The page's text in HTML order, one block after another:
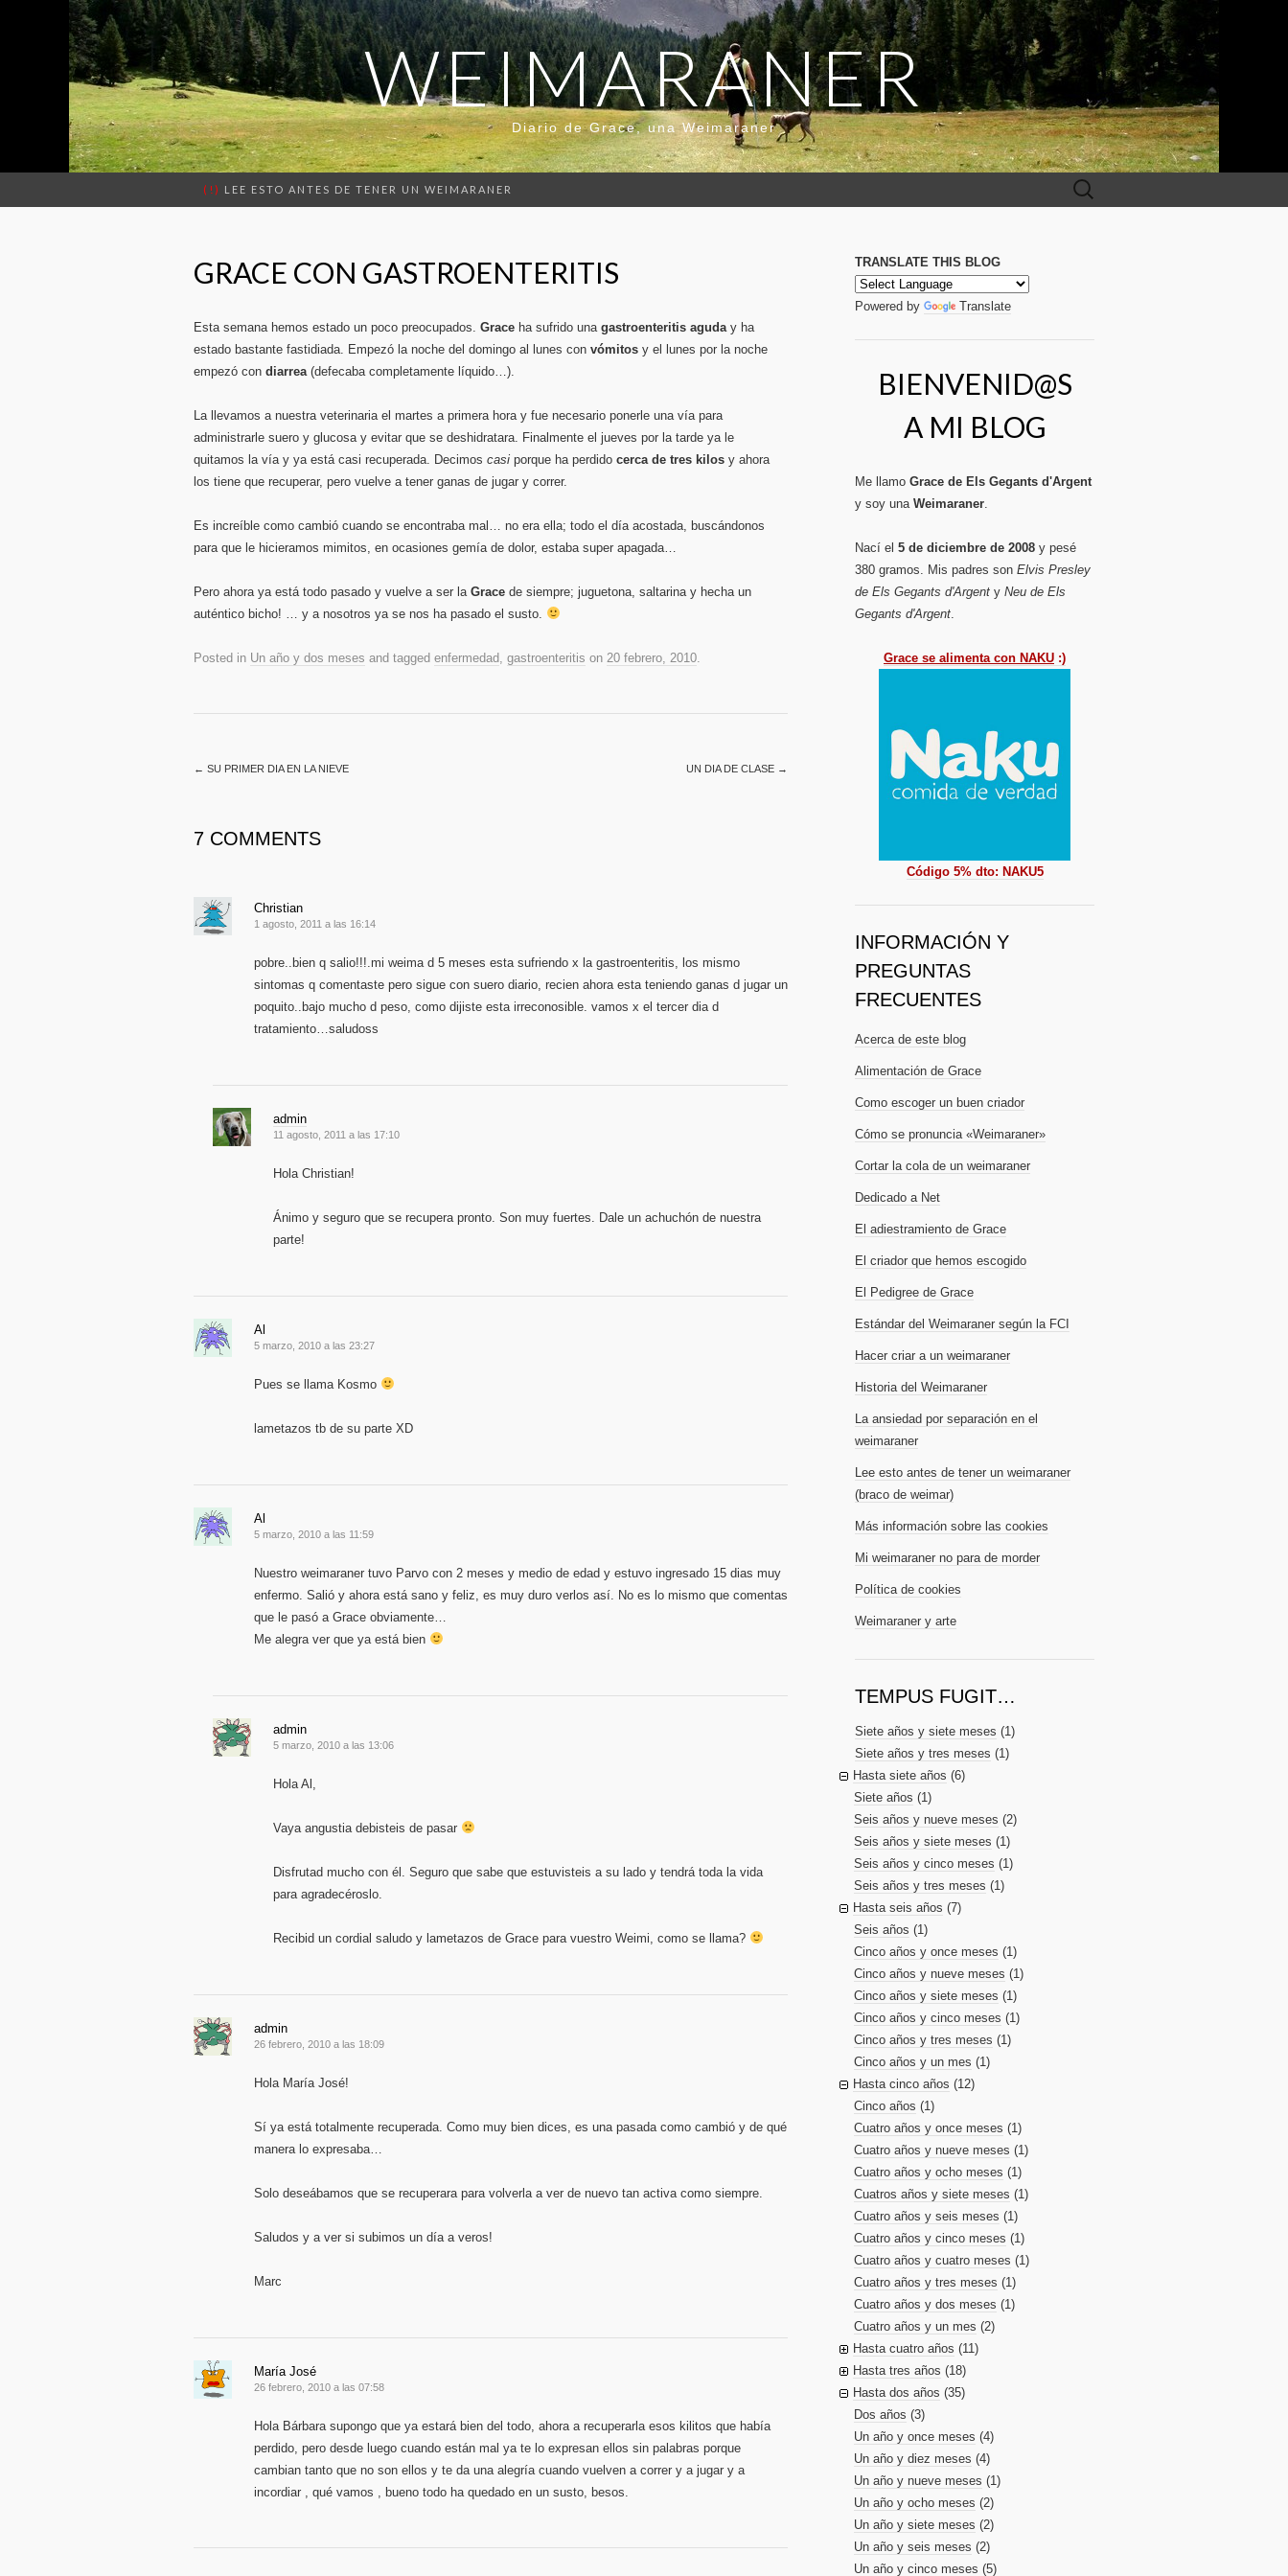
WEIMARANER
Diario de Grace, una Weimaraner
(!) LEE ESTO ANTES DE TENER UN WEIMARANER Buscar:
GRACE CON GASTROENTERITIS
Esta semana hemos estado un poco preocupados. Grace ha sufrido una gastroenteritis aguday ha
estado bastante fastidiada. Empezó la noche del domingo al lunes con vómitos y el lunes por la noche
empezó con diarrea(defecaba completamente líquido…).
La llevamos a nuestra veterinaria el martes a primera hora y fue necesario ponerle una vía para
administrarle suero y glucosa y evitar que se deshidratara. Finalmente el jueves por la tarde ya le
quitamos la vía y ya está casi recuperada. Decimos casi porque ha perdido cerca de tres kilos y ahora
los tiene que recuperar, pero vuelve a tener ganas de jugar y correr.
Es increíble como cambió cuando se encontraba mal… no era ella; todo el día acostada, buscándonos
para que le hicieramos mimitos, en ocasiones gemía de dolor, estaba super apagada…
Pero ahora ya está todo pasado y vuelve a ser la Grace de siempre; juguetona, saltarina y hecha un
auténtico bicho! … y a nosotros ya se nos ha pasado el susto.
Posted in Un año y dos meses and tagged enfermedad, gastroenteritis on 20 febrero, 2010.
← SU PRIMER DIA EN LA NIEVE UN DIA DE CLASE →
7 COMMENTS
Christian
1 agosto, 2011 a las 16:14
pobre..bien q salio!!!.mi weima d 5 meses esta sufriendo x la gastroenteritis, los mismo
sintomas q comentaste pero sigue con suero diario, recien ahora esta teniendo ganas d jugar un
poquito..bajo mucho d peso, como dijiste esta irreconosible. vamos x el tercer dia d
tratamiento…saludoss
admin
11 agosto, 2011 a las 17:10
Hola Christian!
Ánimo y seguro que se recupera pronto. Son muy fuertes. Dale un achuchón de nuestra
parte!
Al
5 marzo, 2010 a las 23:27
Pues se llama Kosmo
lametazos tb de su parte XD
Al
5 marzo, 2010 a las 11:59
Nuestro weimaraner tuvo Parvo con 2 meses y medio de edad y estuvo ingresado 15 dias muy
enfermo. Salió y ahora está sano y feliz, es muy duro verlos así. No es lo mismo que comentas
que le pasó a Grace obviamente…
Me alegra ver que ya está bien
admin
5 marzo, 2010 a las 13:06
Hola Al,
Vaya angustia debisteis de pasar
Disfrutad mucho con él. Seguro que sabe que estuvisteis a su lado y tendrá toda la vida
para agradecéroslo.
Recibid un cordial saludo y lametazos de Grace para vuestro Weimi, como se llama?
admin
26 febrero, 2010 a las 18:09
Hola María José!
Sí ya está totalmente recuperada. Como muy bien dices, es una pasada como cambió y de qué
manera lo expresaba…
Solo deseábamos que se recuperara para volverla a ver de nuevo tan activa como siempre.
Saludos y a ver si subimos un día a veros!
Marc
María José
26 febrero, 2010 a las 07:58
Hola Bárbara supongo que ya estará bien del todo, ahora a recuperarla esos kilitos que había
perdido, pero desde luego cuando están mal ya te lo expresan ellos sin palabras porque
cambian tanto que no son ellos y te da una alegría cuando vuelven a correr y a jugar y a
incordiar , qué vamos , bueno todo ha quedado en un susto, besos.
TRANSLATE THIS BLOG
Powered by Translate
BIENVENID@S
A MI BLOG
Me llamo Grace de Els Gegants d'Argent
y soy una Weimaraner.
Nací el 5 de diciembre de 2008 y pesé
380 gramos. Mis padres son Elvis Presley
de Els Gegants d'Argent y Neu de Els
Gegants d'Argent.
Grace se alimenta con NAKU :)
Código 5% dto: NAKU5
INFORMACIÓN Y
PREGUNTAS
FRECUENTES
Acerca de este blog
Alimentación de Grace
Como escoger un buen criador
Cómo se pronuncia «Weimaraner»
Cortar la cola de un weimaraner
Dedicado a Net
El adiestramiento de Grace
El criador que hemos escogido
El Pedigree de Grace
Estándar del Weimaraner según la FCI
Hacer criar a un weimaraner
Historia del Weimaraner
La ansiedad por separación en el
weimaraner
Lee esto antes de tener un weimaraner
(braco de weimar)
Más información sobre las cookies
Mi weimaraner no para de morder
Política de cookies
Weimaraner y arte
TEMPUS FUGIT…
Siete años y siete meses (1)
Siete años y tres meses (1)
Hasta siete años (6)
Siete años (1)
Seis años y nueve meses (2)
Seis años y siete meses (1)
Seis años y cinco meses (1)
Seis años y tres meses (1)
Hasta seis años (7)
Seis años (1)
Cinco años y once meses (1)
Cinco años y nueve meses (1)
Cinco años y siete meses (1)
Cinco años y cinco meses (1)
Cinco años y tres meses (1)
Cinco años y un mes (1)
Hasta cinco años (12)
Cinco años (1)
Cuatro años y once meses (1)
Cuatro años y nueve meses (1)
Cuatro años y ocho meses (1)
Cuatros años y siete meses (1)
Cuatro años y seis meses (1)
Cuatro años y cinco meses (1)
Cuatro años y cuatro meses (1)
Cuatro años y tres meses (1)
Cuatro años y dos meses (1)
Cuatro años y un mes (2)
Hasta cuatro años (11)
Hasta tres años (18)
Hasta dos años (35)
Dos años (3)
Un año y once meses (4)
Un año y diez meses (4)
Un año y nueve meses (1)
Un año y ocho meses (2)
Un año y siete meses (2)
Un año y seis meses (2)
Un año y cinco meses (5)